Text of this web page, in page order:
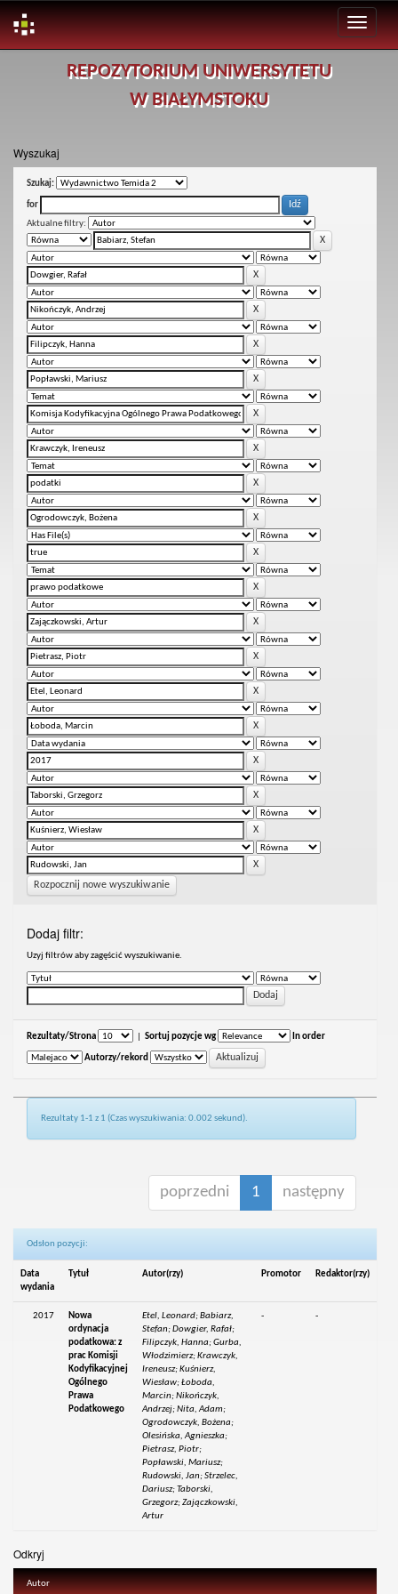
REPOZYTORIUM UNIWERSYTETU
W BIAŁYMSTOKU
Wyszukaj
Szukaj:
for
Aktualne filtry:
Rozpocznij nowe wyszukiwanie
Dodaj filtr:
Uzyj filtrów aby zagęścić wyszukiwanie.
Rezultaty/Strona Sortuj pozycje wg In order
Autorzy/rekord
Rezultaty 1-1 z 1 (Czas wyszukiwania: 0.002 sekund).
poprzedni 1 następny
Odsłon pozycji:
Data
wydania
Tytuł Autor(rzy) Promotor Redaktor(rzy)
2017
Nowa
ordynacja
podatkowa: z
prac Komisji
Kodyfikacyjnej
Ogólnego
Prawa
Podatkowego
Etel, Leonard; Babiarz,
Stefan; Dowgier, Rafał;
Filipczyk, Hanna; Gurba,
Włodzimierz; Krawczyk,
Ireneusz; Kuśnierz,
Wiesław; Łoboda,
Marcin; Nikończyk,
Andrzej; Nita, Adam;
Ogrodowczyk, Bożena;
Olesińska, Agnieszka;
Pietrasz, Piotr;
Popławski, Mariusz;
Rudowski, Jan; Strzelec,
Dariusz; Taborski,
Grzegorz; Zajączkowski,
Artur
- -
Odkryj
Autor